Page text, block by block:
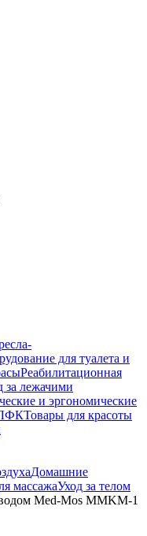
для туалета и
Реабилитационная
за лежачими
и эргономические
ЛФКТовары для красоты
Домашние
массажаУход за телом
Med-Mos MMKM-1